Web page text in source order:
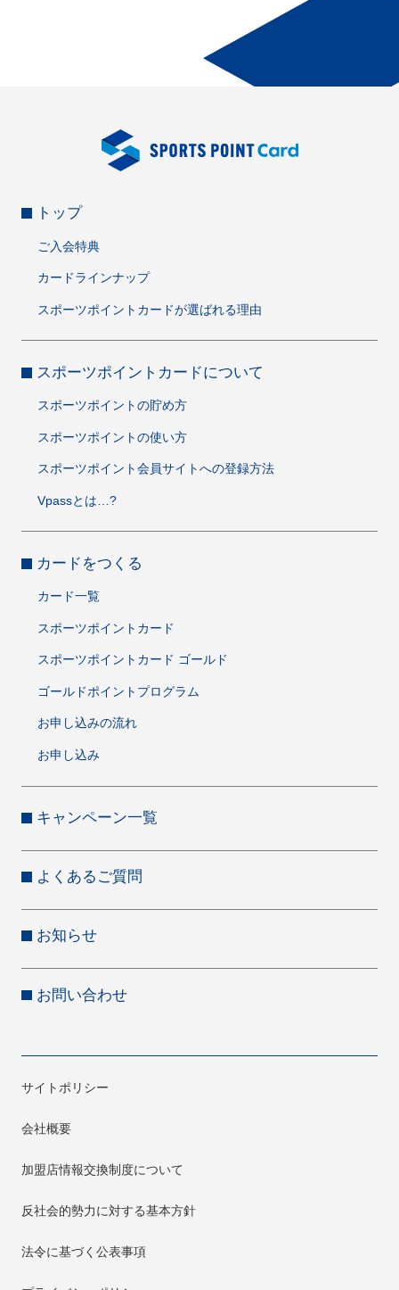
トップ
ご入会特典
カードラインナップ
スポーツポイントカードが選ばれる理由
スポーツポイントカードについて
スポーツポイントの貯め方
スポーツポイントの使い方
スポーツポイント会員サイトへの登録方法
Vpassとは…?
カードをつくる
カード一覧
スポーツポイントカード
スポーツポイントカード ゴールド
ゴールドポイントプログラム
お申し込みの流れ
お申し込み
キャンペーン一覧
よくあるご質問
お知らせ
お問い合わせ
サイトポリシー
会社概要
加盟店情報交換制度について
反社会的勢力に対する基本方針
法令に基づく公表事項